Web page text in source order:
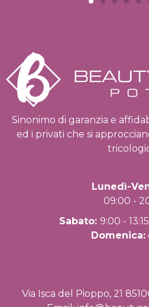
Sinonimo di garanzia e
ed i privati che si
Lunedì-
09:00 -
Sabato: 9:00 -
Domenica:
Via Isca del Pioppo, 21